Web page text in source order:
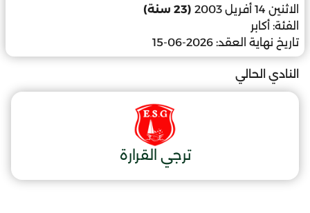
الاثنين 14 أفريل 2003
(23 سنة)
الفئة: أكابر
تاريخ نهاية العقد: 2026-06-15
النادي الحالي
ترجي القرارة